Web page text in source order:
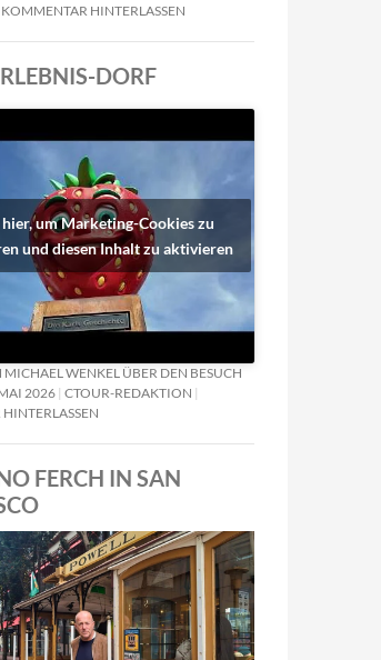
KOMMENTAR HINTERLASSEN
DORF
um Marketing-Cookies zu
und diesen Inhalt zu aktivieren
WENKEL ÜBER DEN BESUCH
2026 CTOUR-REDAKTION
FERCH IN SAN